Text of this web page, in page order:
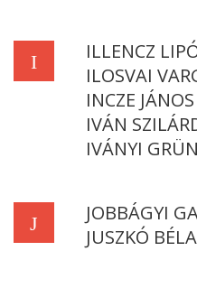
I
ILLENCZ
ILOSVAI
INCZE
IVÁN
IVÁNYI
J
JOBBÁGYI
JUSZKÓ BÉLA